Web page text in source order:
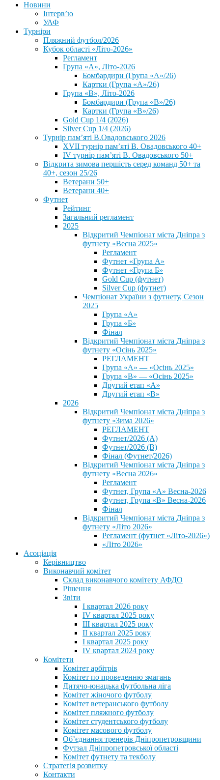
Новини
Інтерв’ю
УАФ
Турніри
Пляжний футбол/2026
Кубок області «Літо-2026»
Регламент
Група «А», Літо-2026
Бомбардири (Група «А»/26)
Картки (Група «А»/26)
Група «В», Літо-2026
Бомбардири (Група «В»/26)
Картки (Група «В»/26)
Gold Cup 1/4 (2026)
Silver Cup 1/4 (2026)
Турнір пам’яті В.Овадовського 2026
XVII турнір пам’яті В. Овадовського 40+
IV турнір пам’яті В. Овадовського 50+
Відкрита зимова першість серед команд 50+ та
40+, сезон 25/26
Ветерани 50+
Ветерани 40+
Футнет
Рейтинг
Загальний регламент
2025
Відкритий Чемпіонат міста Дніпра з
футнету «Весна 2025»
Регламент
Футнет «Група А»
Футнет «Група Б»
Gold Cup (футнет)
Silver Cup (футнет)
Чемпіонат України з футнету, Сезон
2025
Група «А»
Група «Б»
Фінал
Відкритий Чемпіонат міста Дніпра з
футнету «Осінь 2025»
РЕГЛАМЕНТ
Група «А» — «Осінь 2025»
Група «В» — «Осінь 2025»
Другий етап «А»
Другий етап «В»
2026
Відкритий Чемпіонат міста Дніпра з
футнету «Зима 2026»
РЕГЛАМЕНТ
Футнет/2026 (А)
Футнет/2026 (В)
Фінал (Футнет/2026)
Відкритий Чемпіонат міста Дніпра з
футнету «Весна 2026»
Регламент
Футнет, Група «А» Весна-2026
Футнет, Група «В» Весна-2026
Фінал
Відкритий Чемпіонат міста Дніпра з
футнету «Літо 2026»
Регламент (футнет «Літо-2026»)
«Літо 2026»
Асоціація
Керівництво
Виконавчий комітет
Склад виконавчого комітету АФДО
Рішення
Звіти
I квартал 2026 року
IV квартал 2025 року
III квартал 2025 року
II квартал 2025 року
I квартал 2025 року
IV квартал 2024 року
Комітети
Комітет арбітрів
Комітет по проведенню змагань
Дитячо-юнацька футбольна ліга
Комітет жіночого футболу
Комітет ветеранського футболу
Комітет пляжного футболу
Комітет студентського футболу
Комітет масового футболу
Обʼєднання тренерів Дніпропетровщини
Футзал Дніпропетровської області
Комітет футнету та текболу
Стратегія розвитку
Контакти